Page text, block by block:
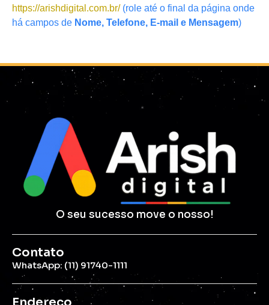
https://arishdigital.com.br/(role até o final da página onde
há campos de Nome, Telefone, E-mail e Mensagem)
O seu sucesso move o nosso!
Contato
WhatsApp: (11) 91740-1111
Endereço